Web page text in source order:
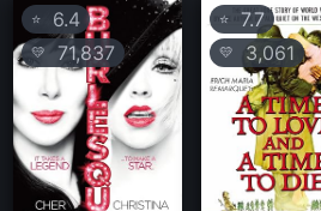
⭐ 6.4
💛 71,837
⭐7.7
💛 3,061